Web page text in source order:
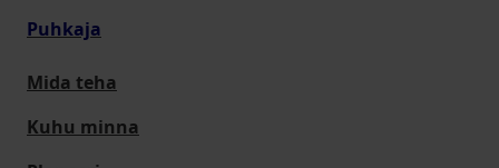
Puhkaja
Mida teha
Kuhu minna